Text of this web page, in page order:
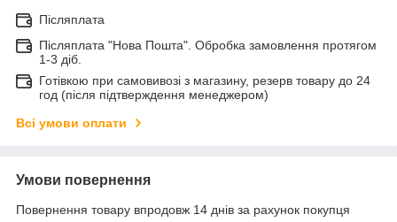
Післяплата
Післяплата "Нова Пошта". Обробка замовлення протягом
1-3 діб.
Готівкою при самовивозі з магазину, резерв товару до 24
год (після підтверждення менеджером)
Всі умови оплати
Умови повернення
Повернення товару впродовж 14 днів за рахунок покупця